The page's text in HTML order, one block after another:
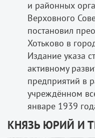
и районных
Верховного
постановил
Хотьково в
Издание указа
активному
предприятий в
учреждённом
январе 1939
КНЯЗЬ ЮРИЙ И